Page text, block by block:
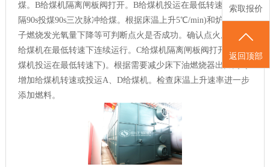
煤。B给煤机隔离闸板阀打开。B给煤机投运在最低转速下)每间
隔90s投煤90s三次脉冲给煤。根据床温上升5℃/min)和炉内煤粒
子燃烧发光氧量下降等可判断点火是否成功。确认点火成功后
给煤机在最低转速下连续运行。C给煤机隔离闸板阀打开。C给
煤机投运在最低转速下)。根据需要减少床下油燃烧器出力同时
增加给煤机转速或投运A、D给煤机。检查床温上升速率进一步
添加燃料。
索取报价
返回顶部